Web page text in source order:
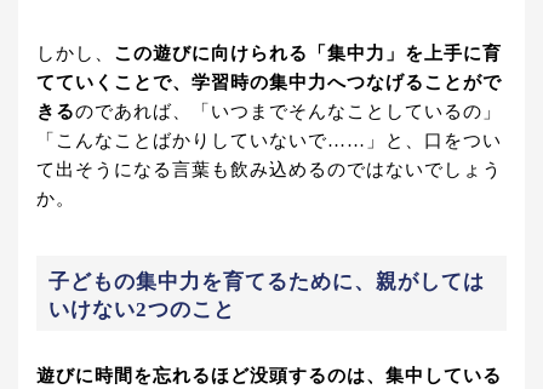
しかし、 この遊びに向けられる「集中力」を上手に育
てていくことで、学習時の集中力へつなげることがで
きるのであれば、「いつまでそんなことしているの」
「こんなことばかりしていないで……」と、口をつい
て出そうになる言葉も飲み込めるのではないでしょう
か。
子どもの集中力を育てるために、親がしては
いけない2つのこと
遊びに時間を忘れるほど没頭するのは、集中している